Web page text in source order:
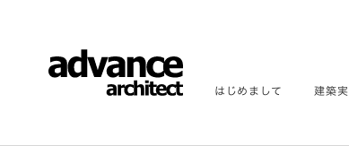
はじめまして 建築